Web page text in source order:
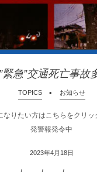
急”交通死亡事故
TOPICS お知らせ
なりたい方はこちらをクリ
発警報発令中
2023年4月18日